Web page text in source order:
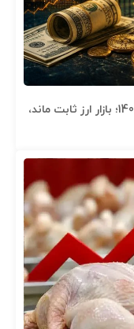
قیمت دلار، طلا و سکه جمعه 16 مرداد 1405؛ بازار ارز ثابت ماند،